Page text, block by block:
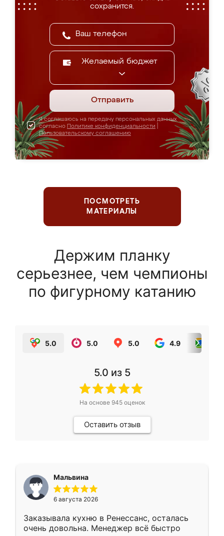
сохранится.
Желаемый бюджет
Отправить
Я соглашаюсь на передачу персональных данных
согласно Политике конфиденциальности
Пользовательскому соглашению
ПОСМОТРЕТЬ
МАТЕРИАЛЫ
Держим планку
серьезнее, чем чемпионы
по фигурному катанию
5.0 5.0 5.0 4.9
5.0 из 5
На основе 945оценок
Оставить отзыв
Мальвина
6 августа 2026
Заказывала кухню в Ренессанс, осталась
очень довольна. Менеджер всё быстро